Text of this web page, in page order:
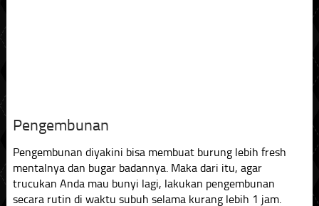
Pengembunan
Pengembunan diyakini bisa membuat burung lebih fresh
mentalnya dan bugar badannya. Maka dari itu, agar
trucukan Anda mau bunyi lagi, lakukan pengembunan
secara rutin di waktu subuh selama kurang lebih 1 jam.